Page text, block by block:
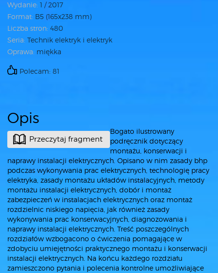
Wydanie: 1 / 2017
Format: B5 (165x238 mm)
Liczba stron: 480
Seria: Technik elektryk i elektryk
Oprawa: miękka
Polecam: 81
Opis
Przeczytaj fragment
Bogato ilustrowany
podręcznik dotyczący
montażu, konserwacji i
naprawy instalacji elektrycznych. Opisano w nim zasady bhp
podczas wykonywania prac elektrycznych, technologię pracy
elektryka, zasady montażu układów instalacyjnych, metody
montażu instalacji elektrycznych, dobór i montaż
zabezpieczeń w instalacjach elektrycznych oraz montaż
rozdzielnic niskiego napięcia, jak również zasady
wykonywania prac konserwacyjnych, diagnozowania i
naprawy instalacji elektrycznych. Treść poszczególnych
rozdziałów wzbogacono o ćwiczenia pomagające w
zdobyciu umiejętności praktycznego montażu i konserwacji
instalacji elektrycznych. Na końcu każdego rozdziału
zamieszczono pytania i polecenia kontrolne umożliwiające